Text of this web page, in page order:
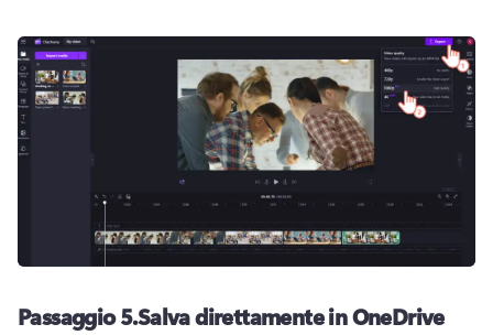
Passaggio 5.Salva direttamente in OneDrive